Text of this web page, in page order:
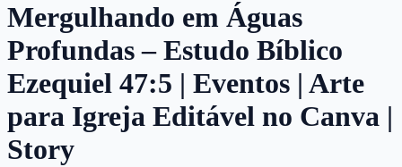
Mergulhando em Águas
Profundas – Estudo Bíblico
Ezequiel 47:5 | Eventos | Arte
para Igreja Editável no Canva |
Story